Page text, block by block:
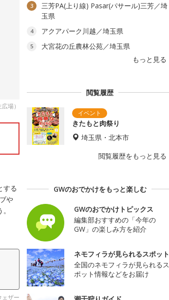
場）
する
や
ザー
3
三芳PA(上り線) Pasar(パサール)三芳／埼
玉県
4 アクアパーク川越／埼玉県
5
大宮花の丘農林公苑／埼玉県
もっと見る
閲覧履歴
きたもと肉祭り
埼玉県・北本市
閲覧履歴をもっと見る
GWのおでかけをもっと楽しむ
GWのおでかけトピックス
編集部おすすめの「今年の
GW」の楽しみ方を紹介
ネモフィラが見られるスポット
全国のネモフィラが見られるス
ポット情報などをお届け